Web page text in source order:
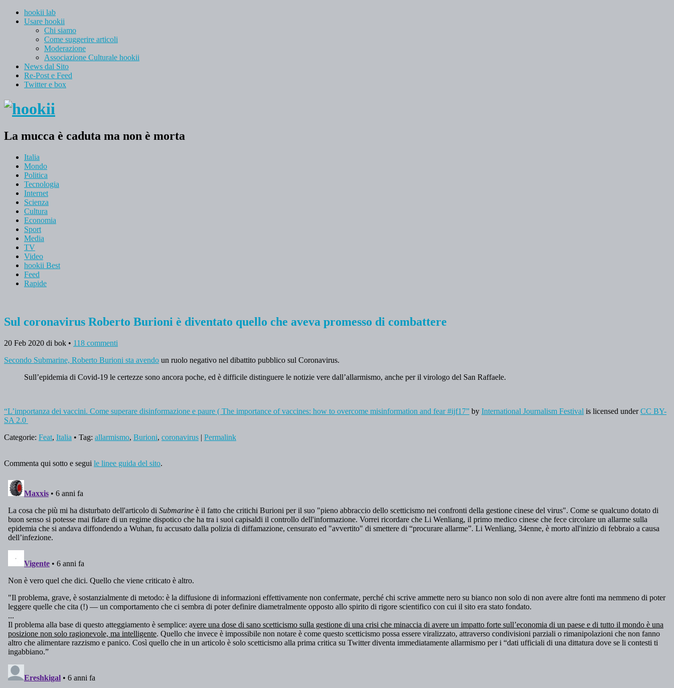
hookii lab
Usare hookii
Chi siamo
Come suggerire articoli
Moderazione
Associazione Culturale hookii
News dal Sito
Re-Post e Feed
Twitter e box
La mucca è caduta ma non è morta
Italia
Mondo
Politica
Tecnologia
Internet
Scienza
Cultura
Economia
Sport
Media
TV
Video
hookii Best
Feed
Rapide
Sul coronavirus Roberto Burioni è diventato quello che aveva promesso di combattere
20 Feb 2020 di bok • 118 commenti
Secondo Submarine, Roberto Burioni sta avendo un ruolo negativo nel dibattito pubblico sul Coronavirus.
Sull’epidemia di Covid-19 le certezze sono ancora poche, ed è difficile distinguere le notizie vere dall’allarmismo, anche per il virologo del San Raffaele.
“L’importanza dei vaccini. Come superare disinformazione e paure ( The importance of vaccines: how to overcome misinformation and fear #ijf17” by International Journalism Festival is licensed underCC BY-
SA 2.0
Categorie: Feat, Italia • Tag: allarmismo, Burioni, coronavirus | Permalink
Commenta qui sotto e segui le linee guida del sito.